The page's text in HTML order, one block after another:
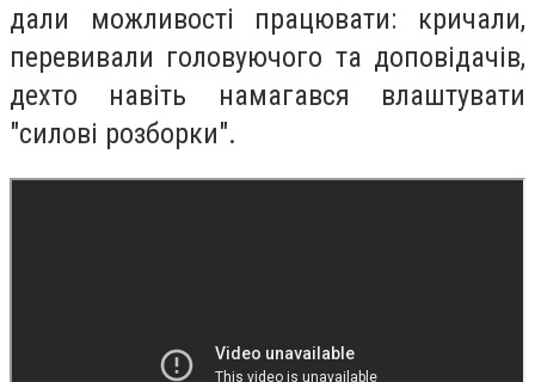
дали можливості працювати: кричали,
перевивали головуючого та доповідачів,
дехто навіть намагався влаштувати
"силові розборки".